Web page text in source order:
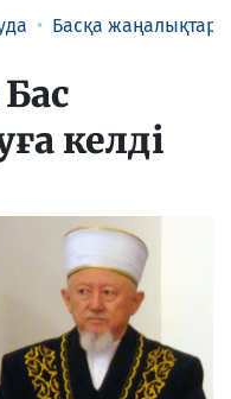
Басқа жаңалықтар
келді